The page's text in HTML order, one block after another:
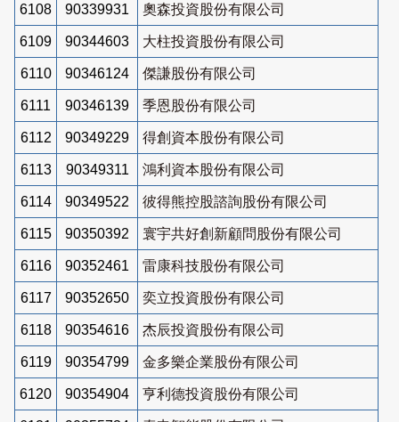
6108 90339931 奧森投資股份有限公司
6109 90344603 大柱投資股份有限公司
6110 90346124 傑謙股份有限公司
6111 90346139 季恩股份有限公司
6112 90349229 得創資本股份有限公司
6113 90349311 鴻利資本股份有限公司
6114 90349522 彼得熊控股諮詢股份有限公司
6115 90350392 寰宇共好創新顧問股份有限公司
6116 90352461 雷康科技股份有限公司
6117 90352650 奕立投資股份有限公司
6118 90354616 杰辰投資股份有限公司
6119 90354799 金多樂企業股份有限公司
6120 90354904 亨利德投資股份有限公司